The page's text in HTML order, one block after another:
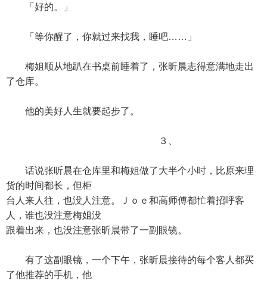
「好的。」
「等你醒了，你就过来找我，睡吧……」
梅姐顺从地趴在书桌前睡着了，张昕晨志得意满地走出
了仓库。
他的美好人生就要起步了。
３、
话说张昕晨在仓库里和梅姐做了大半个小时，比原来理
货的时间都长，但柜
台人来人往，也没人注意。Ｊｏｅ和高师傅都忙着招呼客
人，谁也没注意梅姐没
跟着出来，也没注意张昕晨带了一副眼镜。
有了这副眼镜，一个下午，张昕晨接待的每个客人都买
了他推荐的手机，他